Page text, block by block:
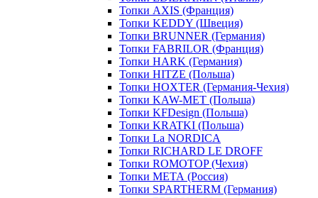
Топки AXIS (Франция)
Топки KEDDY (Швеция)
Топки BRUNNER (Германия)
Топки FABRILOR (Франция)
Топки HARK (Германия)
Топки HITZE (Польша)
Топки HOXTER (Германия-Чехия)
Топки KAW-MET (Польша)
Топки KFDesign (Польша)
Топки KRATKI (Польша)
Топки La NORDICA
Топки RICHARD LE DROFF
Топки ROMOTOP (Чехия)
Топки МЕТА (Россия)
Топки SPARTHERM (Германия)